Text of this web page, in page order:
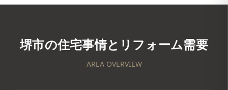
堺市の住宅事情とリフォーム需要
AREA OVERVIEW